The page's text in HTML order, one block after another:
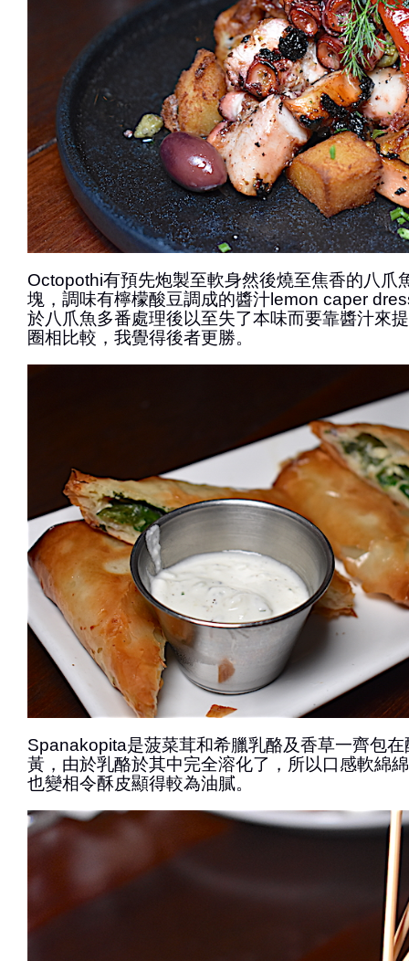
Octopothi有預先炮製至軟身然後燒至焦香的八爪
塊，調味有檸檬酸豆調成的醬汁lemon caper
於八爪魚多番處理後以至失了本味而要靠醬汁來
圈相比較，我覺得後者更勝。
Spanakopita是菠菜茸和希臘乳酪及香草一齊包
黃，由於乳酪於其中完全溶化了，所以口感軟綿
也變相令酥皮顯得較為油膩。